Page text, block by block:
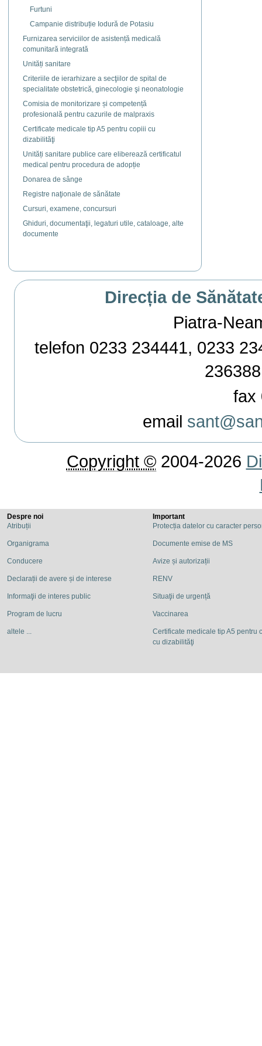
Furtuni
Campanie distribuție Iodură de Potasiu
Furnizarea serviciilor de asistență medicală
comunitară integrată
Unități sanitare
Criteriile de ierarhizare a secţiilor de spital de
specialitate obstetrică, ginecologie şi neonatologie
Comisia de monitorizare și competență
profesională pentru cazurile de malpraxis
Certificate medicale tip A5 pentru copiii cu
dizabilităţi
Unități sanitare publice care eliberează certificatul
medical pentru procedura de adopție
Donarea de sânge
Registre naţionale de sănătate
Cursuri, examene, concursuri
Ghiduri, documentaţii, legaturi utile, cataloage, alte
documente
Direcția de
Piatra-
telefon 0233 234441, 0233
fax
email
Copyright ©2004-2026
Despre noi
Atribuții
Organigrama
Conducere
Declarații de avere și de interese
Informaţii de interes public
Program de lucru
altele ...
Important
Protecția datelor cu caracter
Documente emise de MS
Avize și autorizații
RENV
Situaţii de urgență
Vaccinarea
Certificate medicale tip A5 pentru
cu dizabilităţi